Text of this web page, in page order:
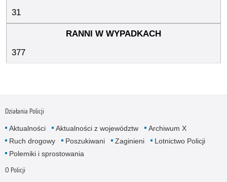
31
377
Działania Policji
Aktualności Aktualności z województw
Archiwum X
Ruch drogowy
Poszukiwani Zaginieni
Lotnictwo Policji
Polemiki i sprostowania
O Policji